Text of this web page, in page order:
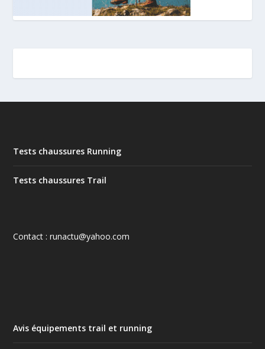
Tests chaussures Running
Tests chaussures Trail
Contact : runactu@yahoo.com
Avis équipements trail et running